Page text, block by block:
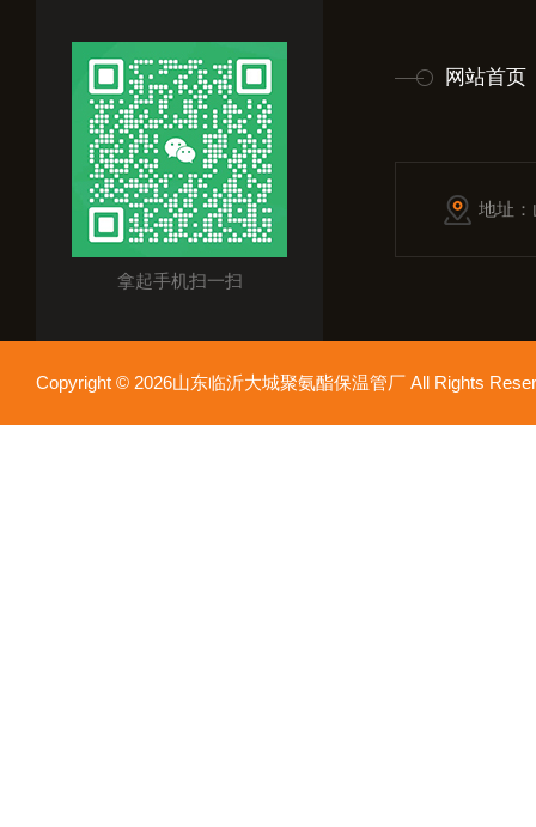
拿起手机扫一扫
网站首页
地址
Copyright © 2026山东临沂大城聚氨酯保温管厂 All Rights